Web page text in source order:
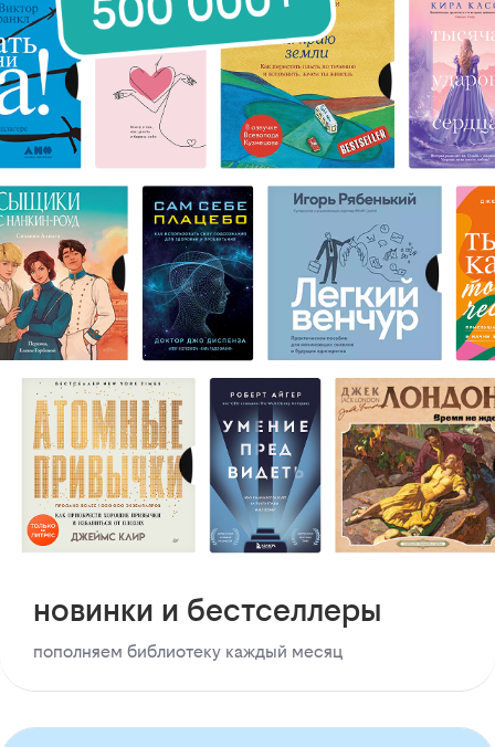
новинки и бестселлеры
пополняем библиотеку каждый месяц